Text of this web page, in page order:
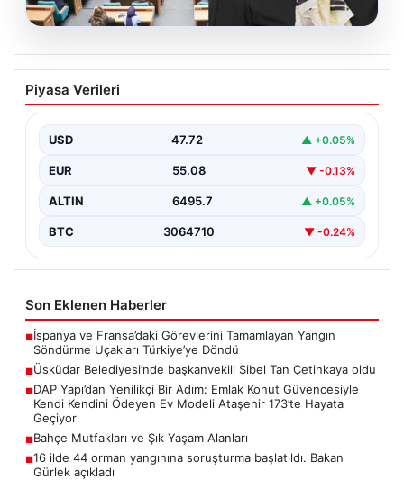
05.08.2026
Üsküdar Belediyesi’nde başkanvekili
Sibel Tan Çetinkaya oldu
Piyasa Verileri
USD 47.72 ▲ +0.05%
EUR 55.08 ▼ -0.13%
ALTIN 6495.7 ▲ +0.05%
BTC 3064710 ▼ -0.24%
Son Eklenen Haberler
■İspanya ve Fransa’daki Görevlerini Tamamlayan Yangın
Söndürme Uçakları Türkiye’ye Döndü
■Üsküdar Belediyesi’nde başkanvekili Sibel Tan Çetinkaya oldu
■DAP Yapı’dan Yenilikçi Bir Adım: Emlak Konut Güvencesiyle
Kendi Kendini Ödeyen Ev Modeli Ataşehir 173’te Hayata
Geçiyor
■Bahçe Mutfakları ve Şık Yaşam Alanları
■16 ilde 44 orman yangınına soruşturma başlatıldı. Bakan
Gürlek açıkladı